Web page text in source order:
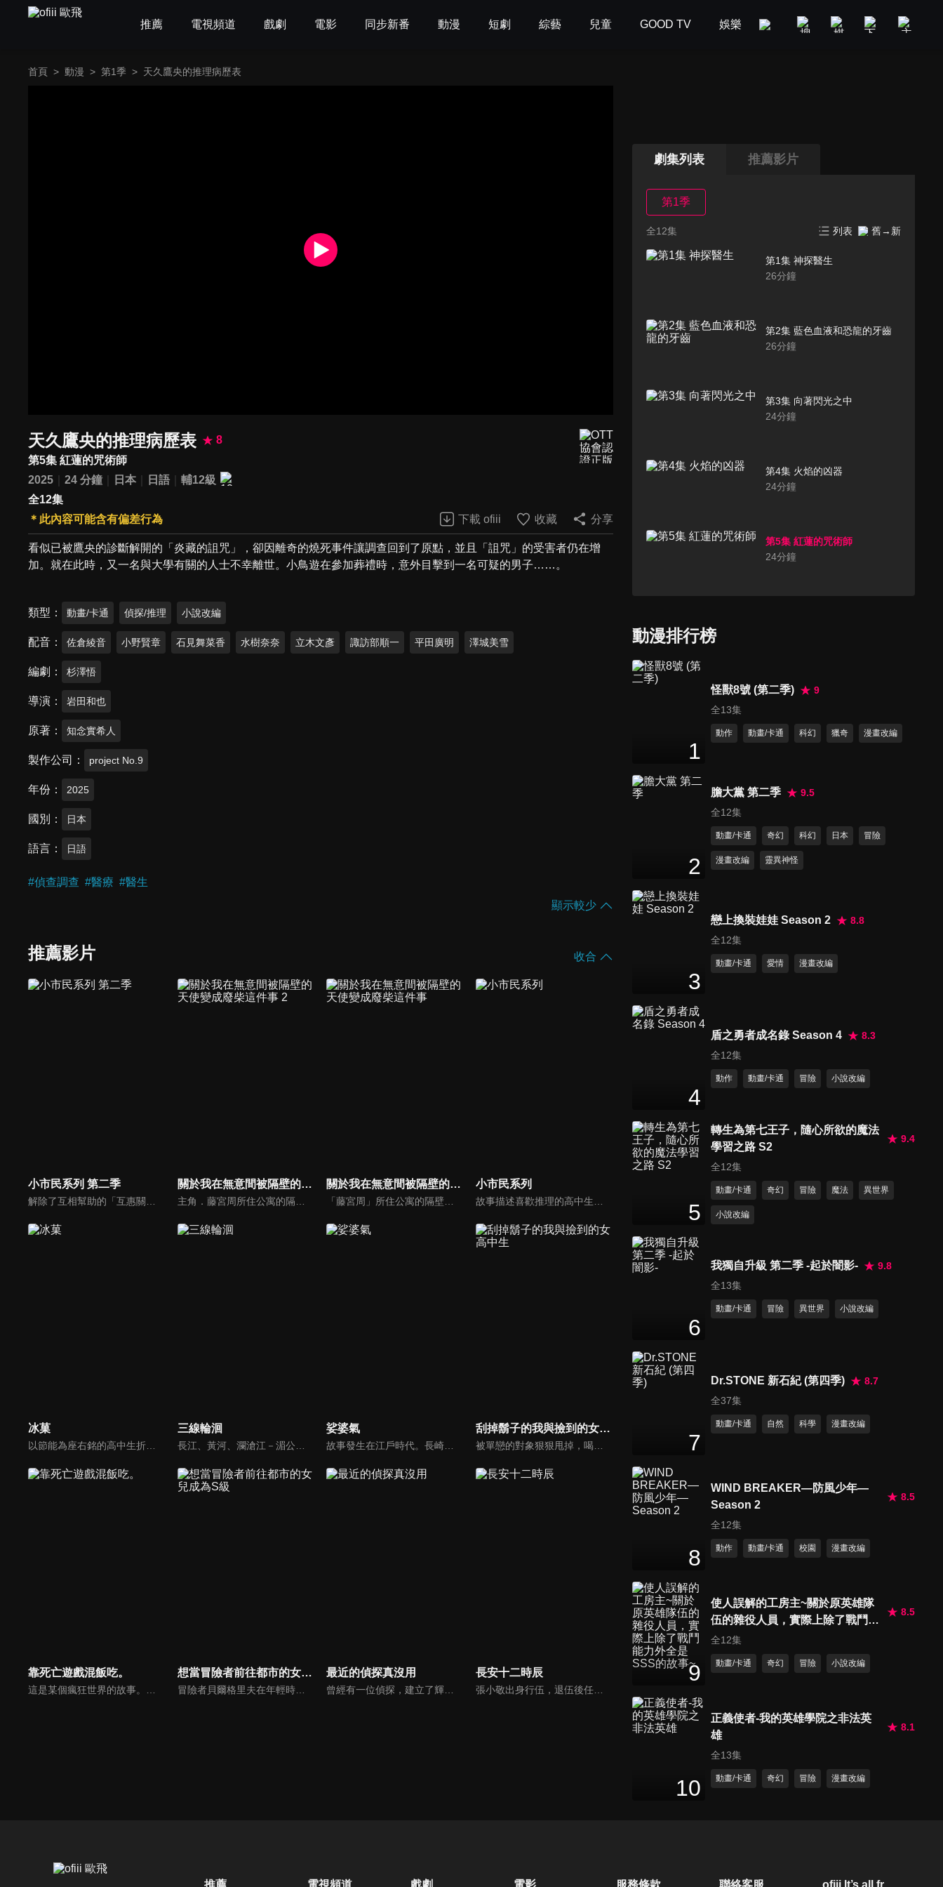
推薦 電視頻道 戲劇 電影 同步新番 動漫 短劇 綜藝 兒童 GOOD TV 娛樂 美食旅遊 新聞政論
首頁 > 動漫 > 第1季 > 天久鷹央的推理病歷表
天久鷹央的推理病歷表
8
第5集 紅蓮的咒術師
2025
24 分鐘 日本 日語
輔12級
全12集
＊此內容可能含有偏差行為
下載 ofiii 收藏 分享
看似已被鷹央的診斷解開的「炎藏的詛咒」，卻因離奇的燒死事件讓調查回到了原點，並且「詛咒」的受害者仍在增
加。就在此時，又一名與大學有關的人士不幸離世。小鳥遊在參加葬禮時，意外目擊到一名可疑的男子……。
類型 動畫/卡通 偵探/推理 小說改編
配音 佐倉綾音 小野賢章 石見舞菜香 水樹奈奈 立木文彥 諏訪部順一 平田廣明 澤城美雪
編劇 杉澤悟
導演 岩田和也
原著 知念實希人
製作公司 project No.9
年份 2025
國別 日本
語言 日語
#偵查調查 #醫療 #醫生
顯示較少
推薦影片 收合
小市民系列 第二季 關於我在無意間被隔壁的天使變成廢柴這件事 2
主角．藤宮周所住公寓的隔壁，住著學校第一的美少女椎名真晝。自從周看到真晝在雨中淋得全身濕透而把傘借給她以後，原本並無交集的兩人便開始了奇妙的交流。
關於我在無意間被隔壁的天使變成廢柴這件事 小市民系列
冰菓 三線輪洄 娑婆氣 刮掉鬍子的我與撿到的女高中生
靠死亡遊戲混飯吃。
這是某個瘋狂世界的故事。作為「玩家」的少女們，挑戰著與死亡並行的遊戲。穿上指定的服裝，上演一場名為死亡遊戲的表演。只要生還就能獲得獎金，但即使盡了全力，也可能會在下一刻喪命。世界上確實存在著這樣的一群人，她們懷著各自的理由，在這樣的世界中生存下去。名為幽鬼的玩家，職業是死亡遊戲的專業參賽者，今天的她也依然靠著死亡遊戲混飯吃。
想當冒險者前往都市的女兒成為S級
冒險者貝爾格里夫在年輕時遭遇魔獸襲擊，失去一條腿，便隱退回到故鄉，與村民過著平穩的生活。某天他在近郊的森林撿到被遺棄的女孩子，命名為「安潔琳」，視如己出，一個男人獨立把女兒拉拔長大。日後女兒長大，追隨憧憬父親的背影，為成為勇者，踏上旅途，前往位於都市的公會。而後過了五年——父親在心中某處仍然懷有冒險者之夢。另一方面，女兒已經升上了冒險者最高等級的「S級」⋯！？
最近的偵探真沒用
曾經有一位偵探，建立了輝煌的成就，聲名鵲起。任何事件都能立刻解決！沒有他解不開的謎團！高中生偵探，名雲桂一郎！……那都是十多年前的事了。腰痛、老花眼、知覺過敏。什麼是智慧型手機？什麼是女高中生？曾經光芒四射的高中生名偵探，如今成了被時代淘汰的大叔…「才能並沒有枯竭——只是稍微，失去了青春罷了。」某天，年輕有活力的女高中生真白，突然來到名雲偵探事務所，說想成為助手。看來她似乎是以偵探為目標……！？大叔偵探與個性派美少女（自稱）女高中生助手的，令人心跳不已的日常，現在，開始！
長安十二時辰
張小敬出身行伍，退伍後任唐城地方安保「不良人」，後因處事不當被關押獄中。長安城混入可疑人士，軍事機構「靖安司」司承李必特例委派張小敬戴罪立功、在上元節花燈大會前揪出意圖毀城之人。十二個時辰〈24小時〉開始倒數，張小敬能否趕在輝煌燈火亮起之時，阻止長安城即將發生的劫難呢？
劇集列表 推薦影片
第1季
全12集 列表 舊→新
第1集 神探醫生
26分鐘
第2集 藍色血液和恐龍的牙齒
26分鐘
第3集 向著閃光之中
24分鐘
第4集 火焰的凶器
24分鐘
第5集 紅蓮的咒術師
24分鐘
第7集 量身訂作的毒藥
24分鐘
24分鐘
第11集 溺死在密室的男子 中篇
第12集 溺死在密室的男子 後篇
動漫排行榜
1
怪獸8號 (第二季)
9
全13集
動作 動畫/卡通 科幻 獵奇 漫畫改編
2
膽大黨 第二季
9.5
全12集
動畫/卡通 奇幻 科幻 日本 冒險
漫畫改編 靈異神怪
3
戀上換裝娃娃 Season 2
8.8
全12集
動畫/卡通 愛情 漫畫改編
4
盾之勇者成名錄 Season 4
8.3
全12集
動作 動畫/卡通 冒險 小說改編
5
轉生為第七王子，隨心所欲的魔法
學習之路 S2
9.4
全12集
動畫/卡通 奇幻 冒險 魔法 異世界
小說改編
6
我獨自升級 第二季 -起於闇影-
9.8
全13集
動畫/卡通 冒險 異世界 小說改編
7
Dr.STONE 新石紀 (第四季)
8.7
全37集
動畫/卡通 自然 科學 漫畫改編
8
WIND BREAKER—防風少年—
Season 2
8.5
全12集
動作 動畫/卡通 校園 漫畫改編
9
使人誤解的工房主~關於原英雄隊
伍的雜役人員，實際上除了戰鬥能
力外全是SSS的故事~
8.5
全12集
動畫/卡通 奇幻 冒險 小說改編
10
正義使者-我的英雄學院之非法英
雄
8.1
全13集
動畫/卡通 奇幻 冒險 漫畫改編
推薦 電視頻道 戲劇 電影 服務條款 聯絡客服